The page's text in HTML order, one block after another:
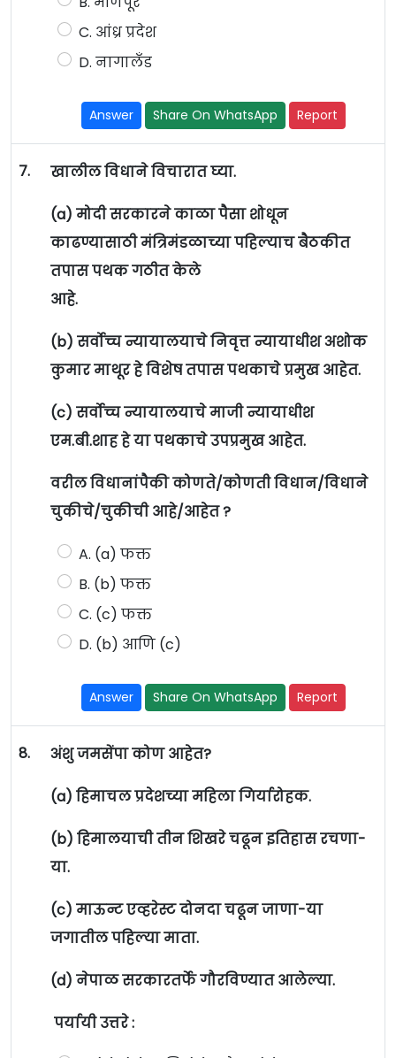
C. आंध्र प्रदेश
D. नागालँड
Answer Share On WhatsApp Report
7. खालील विधाने विचारात घ्या.
(a) मोदी सरकारने काळा पैसा शोधून
काढण्यासाठी मंत्रिमंडळाच्या पहिल्याच बैठकीत
तपास पथक गठीत केले
आहे.
(b) सर्वोच्च न्यायालयाचे निवृत्त न्यायाधीश अशोक
कुमार माथूर हे विशेष तपास पथकाचे प्रमुख आहेत.
(c) सर्वोच्च न्यायालयाचे माजी न्यायाधीश
एम.बी.शाह हे या पथकाचे उपप्रमुख आहेत.
वरील विधानांपैकी कोणते/कोणती विधान/विधाने
चुकीचे/चुकीची आहे/आहेत ?
A. (a) फक्त
B. (b) फक्त
C. (c) फक्त
D. (b) आणि (c)
Answer Share On WhatsApp Report
8. अंशु जमसेंपा कोण आहेत?
(a) हिमाचल प्रदेशच्या महिला गिर्यारोहक.
(b) हिमालयाची तीन शिखरे चढून इतिहास रचणा-
या.
(c) माऊन्ट एव्हरेस्ट दोनदा चढून जाणा-या
जगातील पहिल्या माता.
(d) नेपाळ सरकारतर्फे गौरविण्यात आलेल्या.
पर्यायी उत्तरे :